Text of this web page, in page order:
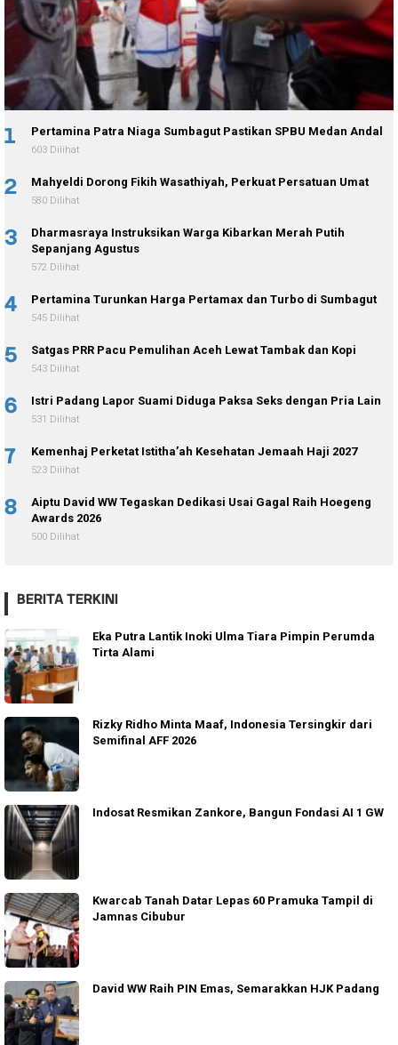
1 Pertamina Patra Niaga Sumbagut Pastikan SPBU Medan Andal
603 Dilihat
2 Mahyeldi Dorong Fikih Wasathiyah, Perkuat Persatuan Umat
580 Dilihat
3
Dharmasraya Instruksikan Warga Kibarkan Merah Putih
Sepanjang Agustus
572 Dilihat
4 Pertamina Turunkan Harga Pertamax dan Turbo di Sumbagut
545 Dilihat
5 Satgas PRR Pacu Pemulihan Aceh Lewat Tambak dan Kopi
543 Dilihat
6 Istri Padang Lapor Suami Diduga Paksa Seks dengan Pria Lain
531 Dilihat
7 Kemenhaj Perketat Istitha’ah Kesehatan Jemaah Haji 2027
523 Dilihat
8
Aiptu David WW Tegaskan Dedikasi Usai Gagal Raih Hoegeng
Awards 2026
500 Dilihat
BERITA TERKINI
Eka Putra Lantik Inoki Ulma Tiara Pimpin Perumda
Tirta Alami
Rizky Ridho Minta Maaf, Indonesia Tersingkir dari
Semifinal AFF 2026
Indosat Resmikan Zankore, Bangun Fondasi AI 1 GW
Kwarcab Tanah Datar Lepas 60 Pramuka Tampil di
Jamnas Cibubur
David WW Raih PIN Emas, Semarakkan HJK Padang